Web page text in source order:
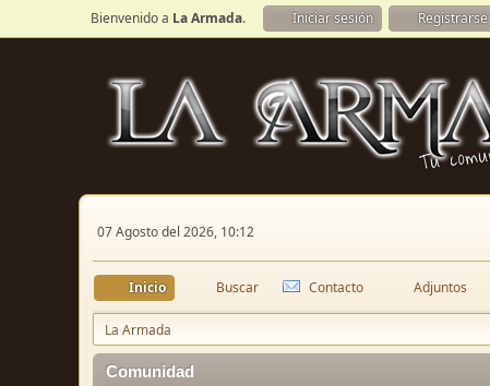
Bienvenido a La Armada. Iniciar sesión Registrarse
07 Agosto del 2026, 10:12
Inicio Buscar Contacto Adjuntos
La Armada
Comunidad